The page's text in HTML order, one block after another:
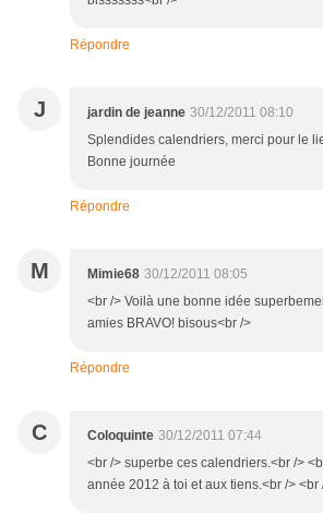
Répondre
J jardin de jeanne 30/12/2011 08:10
Splendides calendriers, merci pour le
Bonne journée
Répondre
M Mimie68 30/12/2011 08:05
<br /> Voilà une bonne idée
amies BRAVO! bisous<br />
Répondre
C Coloquinte 30/12/2011 07:44
<br /> superbe ces calendriers.<br />
année 2012 à toi et aux tiens.<br /> <br